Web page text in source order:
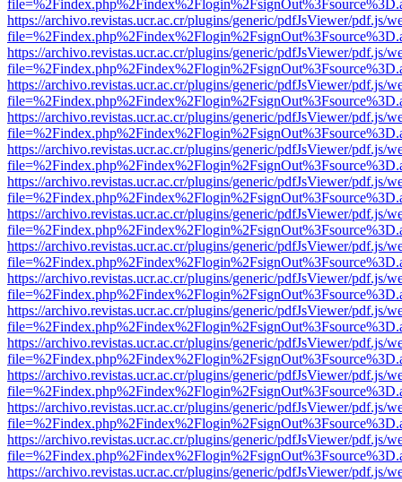
https://archivo.revistas.ucr.ac.cr/plugins/generic/pdfJsViewer/pdf.js/
https://archivo.revistas.ucr.ac.cr/plugins/generic/pdfJsViewer/pdf.js/
https://archivo.revistas.ucr.ac.cr/plugins/generic/pdfJsViewer/pdf.js/
https://archivo.revistas.ucr.ac.cr/plugins/generic/pdfJsViewer/pdf.js/
https://archivo.revistas.ucr.ac.cr/plugins/generic/pdfJsViewer/pdf.js/
https://archivo.revistas.ucr.ac.cr/plugins/generic/pdfJsViewer/pdf.js/
https://archivo.revistas.ucr.ac.cr/plugins/generic/pdfJsViewer/pdf.js/
https://archivo.revistas.ucr.ac.cr/plugins/generic/pdfJsViewer/pdf.js/
https://archivo.revistas.ucr.ac.cr/plugins/generic/pdfJsViewer/pdf.js/
https://archivo.revistas.ucr.ac.cr/plugins/generic/pdfJsViewer/pdf.js/
https://archivo.revistas.ucr.ac.cr/plugins/generic/pdfJsViewer/pdf.js/
https://archivo.revistas.ucr.ac.cr/plugins/generic/pdfJsViewer/pdf.js/
https://archivo.revistas.ucr.ac.cr/plugins/generic/pdfJsViewer/pdf.js/
https://archivo.revistas.ucr.ac.cr/plugins/generic/pdfJsViewer/pdf.js/
https://archivo.revistas.ucr.ac.cr/plugins/generic/pdfJsViewer/pdf.js/